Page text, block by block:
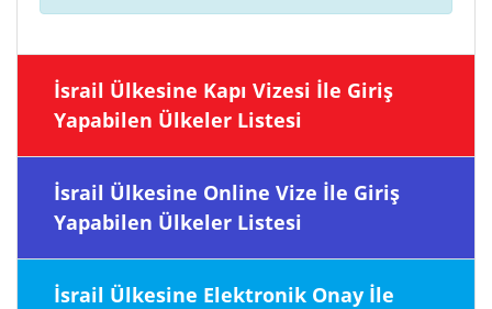
İsrail Ülkesine Kapı Vizesi İle Giriş
Yapabilen Ülkeler Listesi
İsrail Ülkesine Online Vize İle Giriş
Yapabilen Ülkeler Listesi
İsrail Ülkesine Elektronik Onay İle